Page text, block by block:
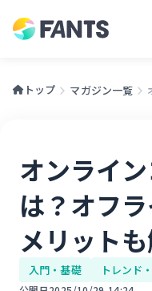
トップ マガジン一覧
オンライ
は？オフ
メリット
入門・基礎 トレンド